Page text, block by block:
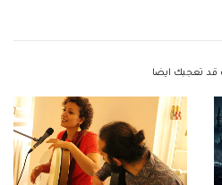
قد تعجبك ايضا